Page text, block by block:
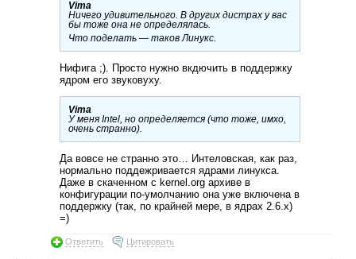
Vima
Ничего удивительного. В других дистрах у вас
бы тоже она не определялась.
Что поделать — таков Линукс.
Нифига ;). Просто нужно вкдючить в поддержку
ядром его звуковуху.
Vima
У меня Intel, но определяется (что тоже, имхо,
очень странно).
Да вовсе не странно это… Интеловская, как раз,
нормально поддежривается ядрами линукса.
Даже в скаченном с kernel.org архиве в
конфигурации по-умолчанию она уже включена в
поддержку (так, по крайней мере, в ядрах 2.6.х)
=)
Ответить Цитировать